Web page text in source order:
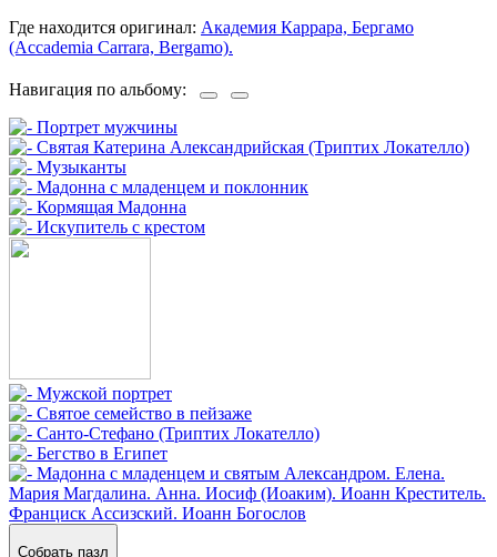
Где находится оригинал: Академия Каррара, Бергамо
(Accademia Carrara, Bergamo).
Навигация по альбому:
Собрать пазл